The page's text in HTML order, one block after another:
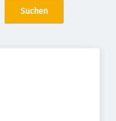
Suchen